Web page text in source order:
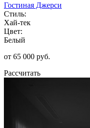
Гостиная Джерси
Стиль:
Хай-тек
Цвет:
Белый
от 65 000 руб.
Рассчитать